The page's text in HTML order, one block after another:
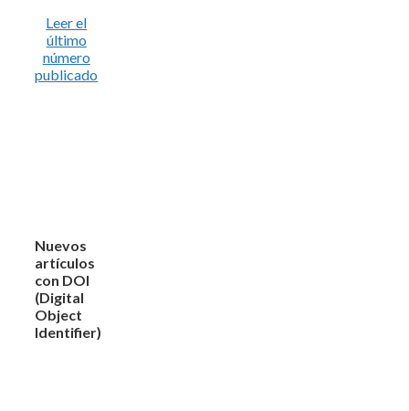
Leer el
último
número
publicado
Nuevos
artículos
con DOI
(Digital
Object
Identifier)